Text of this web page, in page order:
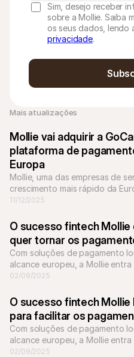
Sim, desejo receber
sobre a Mollie. Saiba
os seus dados, lendo
privacidade.
Mais atualizações
Mollie vai adquirir a
plataforma de
Europa
Mollie, uma das empresas de
crescimento mais rápido da
adquirir a empresa de
11/12/2025
O sucesso fintech Mollie
quer tornar os
Com soluções de pagamento
alcance europeu, a Mollie
jogadores estabelecidos como
02/09/2025
O sucesso fintech Mollie
para facilitar os
Com soluções de pagamento
alcance europeu, a Mollie
jogadores estabelecidos como
02/09/2025